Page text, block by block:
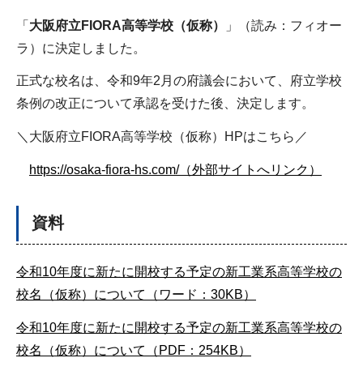
「 大阪府立FIORA高等学校（仮称）
」（読み：フィオー
ラ）に決定しました。
正式な校名は、令和9年2月の府議会において、府立学校
条例の改正について承認を受けた後、決定します。
＼大阪府立FIORA高等学校（仮称）HPはこちら／
https://osaka-fiora-hs.com/（外部サイトへリンク）
資料
令和10年度に新たに開校する予定の新工業系高等学校の
校名（仮称）について（ワード：30KB）
令和10年度に新たに開校する予定の新工業系高等学校の
校名（仮称）について（PDF：254KB）